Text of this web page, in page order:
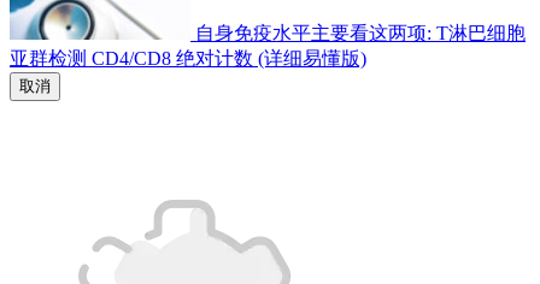
自身免疫水平主要看这两项: T淋巴细胞
亚群检测 CD4/CD8 绝对计数 (详细易懂版)
取消